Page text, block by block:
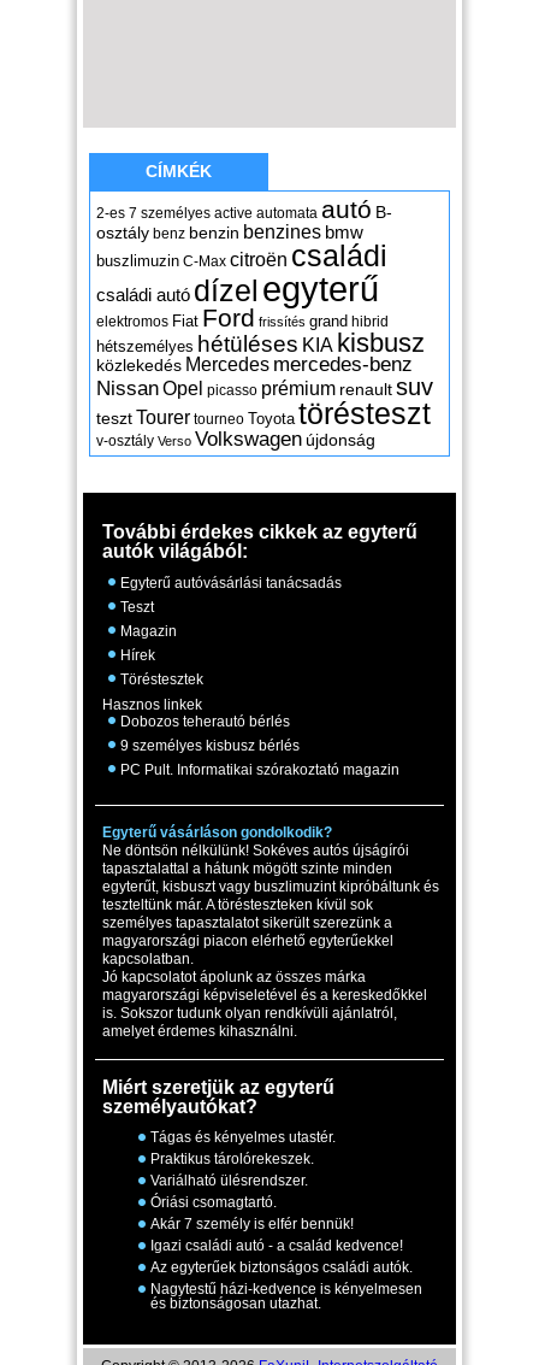
CÍMKÉK
2-es 7 személyes active automata autó B-
osztály benz benzin benzines bmw
buszlimuzin C-Max citroën családi
családi autó dízel egyterű
elektromos Fiat Ford frissítés grand hibrid
hétszemélyes hétüléses KIA kisbusz
közlekedés Mercedes mercedes-benz
NissanOpel picasso prémium renaultsuv
tesztTourer tourneo Toyota törésteszt
v-osztály Verso Volkswagen újdonság
További érdekes cikkek az egyterű
autók világából:
Egyterű autóvásárlási tanácsadás
Teszt
Magazin
Hírek
Töréstesztek
Hasznos linkek
Dobozos teherautó bérlés
9 személyes kisbusz bérlés
PC Pult. Informatikai szórakoztató magazin
Egyterű vásárláson gondolkodik?
Ne döntsön nélkülünk! Sokéves autós újságírói
tapasztalattal a hátunk mögött szinte minden
egyterűt, kisbuszt vagy buszlimuzint kipróbáltunk és
teszteltünk már. A törésteszteken kívül sok
személyes tapasztalatot sikerült szerezünk a
magyarországi piacon elérhető egyterűekkel
kapcsolatban.
Jó kapcsolatot ápolunk az összes márka
magyarországi képviseletével és a kereskedőkkel
is. Sokszor tudunk olyan rendkívüli ajánlatról,
amelyet érdemes kihasználni.
Miért szeretjük az egyterű
személyautókat?
Tágas és kényelmes utastér.
Praktikus tárolórekeszek.
Variálható ülésrendszer.
Óriási csomagtartó.
Akár 7 személy is elfér bennük!
Igazi családi autó - a család kedvence!
Az egyterűek biztonságos családi autók.
Nagytestű házi-kedvence is kényelmesen
és biztonságosan utazhat.